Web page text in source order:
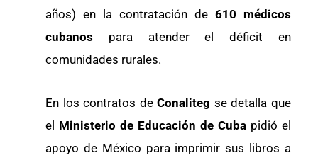
años) en la contratación de 610 médicos
cubanos para atender el
déficit en
comunidades rurales.
En los contratos deConaliteg se detalla que
el Ministerio de Educación de Cuba pidió el
apoyo de México para imprimir sus libros a